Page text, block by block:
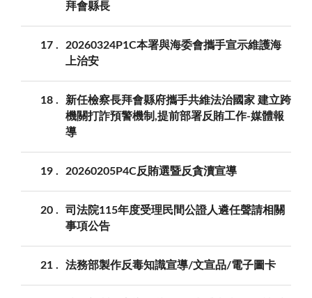
拜會縣長
17
20260324P1C本署與海委會攜手宣示維護海
上治安
18
新任檢察長拜會縣府攜手共維法治國家 建立跨
機關打詐預警機制,提前部署反賄工作-媒體報
導
19 20260205P4C反賄選暨反貪瀆宣導
20
司法院115年度受理民間公證人遴任聲請相關
事項公告
21 法務部製作反毒知識宣導/文宣品/電子圖卡